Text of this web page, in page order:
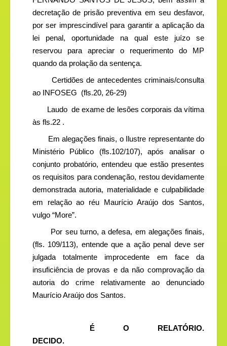
decretação de prisão preventiva em seu desfavor,
por ser imprescindível para garantir a aplicação da
lei penal, oportunidade na qual este juízo se
reservou para apreciar o requerimento do MP
quando da prolação da sentença.
Certidões de antecedentes criminais/consulta
ao INFOSEG (fls.20, 26-29)
Laudo de exame de lesões corporais da vítima
às fls.22 .
Em alegações finais, o Ilustre representante do
Ministério Público (fls.102/107), após analisar o
conjunto probatório, entendeu que estão presentes
os requisitos para condenação, restou devidamente
demonstrada autoria, materialidade e culpabilidade
em relação ao réu Maurício Araújo dos Santos,
vulgo “More”.
Por seu turno, a defesa, em alegações finais,
(fls. 109/113), entende que a ação penal deve ser
julgada totalmente improcedente em face da
insuficiência de provas e da não comprovação da
autoria do crime relativamente ao denunciado
Maurício Araújo dos Santos.
É O RELATÓRIO.
DECIDO.